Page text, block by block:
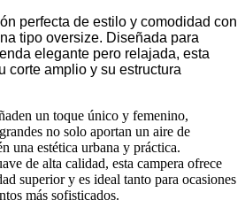
perfecta de estilo y comodidad con
tipo oversize. Diseñada para
elegante pero relajada, esta
corte amplio y su estructura
un toque único y femenino,
no solo aportan un aire de
una estética urbana y práctica.
de alta calidad, esta campera ofrece
superior y es ideal tanto para ocasiones
más sofisticados.